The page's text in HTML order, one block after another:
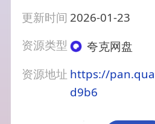
更新时间 2026-01-23
资源类型
夸克网盘
资源地址 https://
d9b6